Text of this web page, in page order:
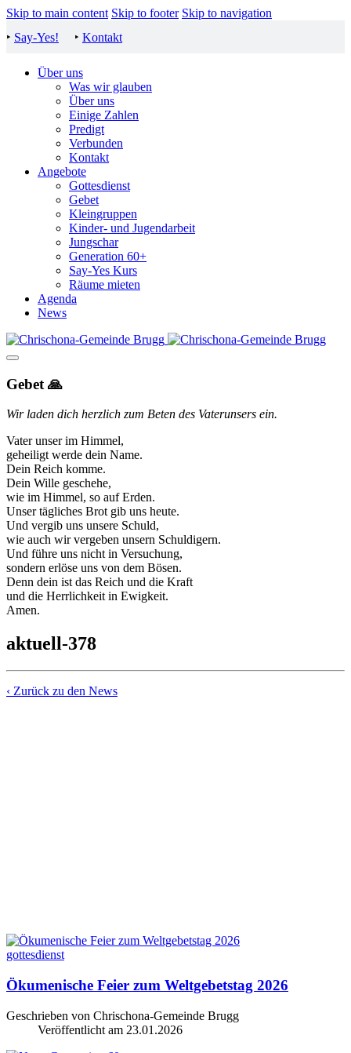
Skip to main content Skip to footer Skip to navigation
‣ Say-Yes! ‣ Kontakt
Über uns
Was wir glauben
Über uns
Einige Zahlen
Predigt
Verbunden
Kontakt
Angebote
Gottesdienst
Gebet
Kleingruppen
Kinder- und Jugendarbeit
Jungschar
Generation 60+
Say-Yes Kurs
Räume mieten
Agenda
News
Gebet 🙏
Wir laden dich herzlich zum Beten des Vaterunsers ein.
Vater unser im Himmel,
geheiligt werde dein Name.
Dein Reich komme.
Dein Wille geschehe,
wie im Himmel, so auf Erden.
Unser tägliches Brot gib uns heute.
Und vergib uns unsere Schuld,
wie auch wir vergeben unsern Schuldigern.
Und führe uns nicht in Versuchung,
sondern erlöse uns von dem Bösen.
Denn dein ist das Reich und die Kraft
und die Herrlichkeit in Ewigkeit.
Amen.
aktuell-378
‹ Zurück zu den News
gottesdienst
Ökumenische Feier zum Weltgebetstag 2026
Geschrieben von Chrischona-Gemeinde Brugg
Veröffentlicht am 23.01.2026